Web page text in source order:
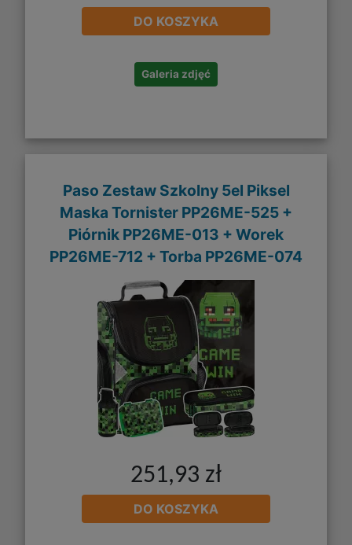
DO KOSZYKA
Galeria zdjęć
Paso Zestaw Szkolny 5el Piksel
Maska Tornister PP26ME-525 +
Piórnik PP26ME-013 + Worek
PP26ME-712 + Torba PP26ME-074
251,93 zł
DO KOSZYKA